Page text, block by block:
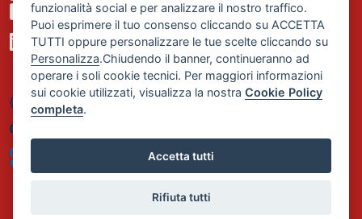
funzionalità social e per analizzare il nostro traffico.
Puoi esprimere il tuo consenso cliccando su ACCETTA
TUTTI oppure personalizzare le tue scelte cliccando su
Personalizza.Chiudendo il banner, continueranno ad
operare i soli cookie tecnici. Per maggiori informazioni
sui cookie utilizzati, visualizza la nostraCookie Policy
completa.
Accetta tutti
Rifiuta tutti
Cookie Policy